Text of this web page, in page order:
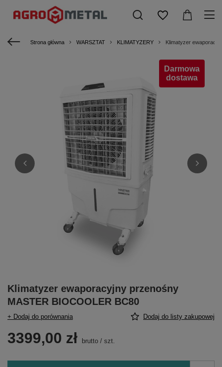
Strona główna WARSZTAT KLIMATYZERY Klimatyzer
Darmowa
dostawa
Klimatyzer ewaporacyjny przenośny
MASTER BIOCOOLER BC80
+ Dodaj do porównania Dodaj do listy zakupowej
3399,00 zł brutto / szt.